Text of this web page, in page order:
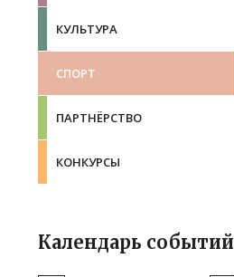
КУЛЬТУРА
СПОРТ
ПАРТНЁРСТВО
КОНКУРСЫ
Календарь событий